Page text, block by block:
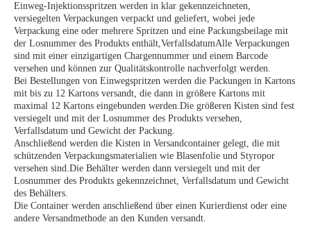
Einweg-Injektionsspritzen werden in klar gekennzeichneten,
versiegelten Verpackungen verpackt und geliefert, wobei jede
Verpackung eine oder mehrere Spritzen und eine Packungsbeilage mit
der Losnummer des Produkts enthält,VerfallsdatumAlle Verpackungen
sind mit einer einzigartigen Chargennummer und einem Barcode
versehen und können zur Qualitätskontrolle nachverfolgt werden.
Bei Bestellungen von Einwegspritzen werden die Packungen in Kartons
mit bis zu 12 Kartons versandt, die dann in größere Kartons mit
maximal 12 Kartons eingebunden werden.Die größeren Kisten sind fest
versiegelt und mit der Losnummer des Produkts versehen,
Verfallsdatum und Gewicht der Packung.
Anschließend werden die Kisten in Versandcontainer gelegt, die mit
schützenden Verpackungsmaterialien wie Blasenfolie und Styropor
versehen sind.Die Behälter werden dann versiegelt und mit der
Losnummer des Produkts gekennzeichnet, Verfallsdatum und Gewicht
des Behälters.
Die Container werden anschließend über einen Kurierdienst oder eine
andere Versandmethode an den Kunden versandt.